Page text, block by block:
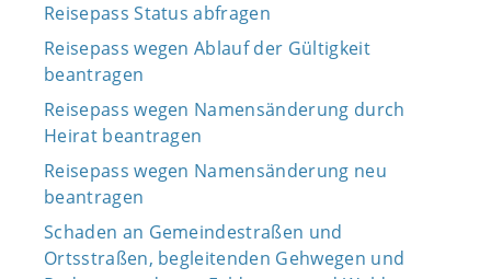
Reisepass Status abfragen
Reisepass wegen Ablauf der Gültigkeit
beantragen
Reisepass wegen Namensänderung durch
Heirat beantragen
Reisepass wegen Namensänderung neu
beantragen
Schaden an Gemeindestraßen und
Ortsstraßen, begleitenden Gehwegen und